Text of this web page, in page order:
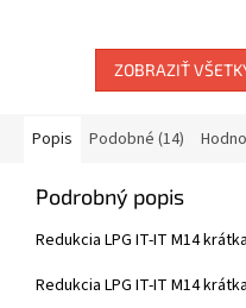
ZOBRAZIŤ
Popis Podobné (14)
Podrobný popis
Redukcia LPG IT-IT M14
Redukcia LPG IT-IT M14 krátka